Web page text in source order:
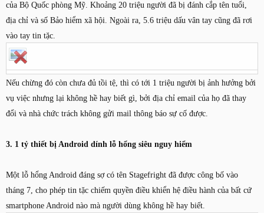
của Bộ Quốc phòng Mỹ. Khoảng 20 triệu người đã bị đánh cắp tên tuổi,
địa chỉ và số Bảo hiểm xã hội. Ngoài ra, 5.6 triệu dấu vân tay cũng đã rơi
vào tay tin tặc.
Nếu chừng đó còn chưa đủ tồi tệ, thì có tới 1 triệu người bị ảnh hưởng bởi
vụ việc nhưng lại không hề hay biết gì, bởi địa chỉ email của họ đã thay
đổi và nhà chức trách không gửi mail thông báo sự cố được.
3. 1 tỷ thiết bị Android dính lỗ hổng siêu nguy hiểm
Một lỗ hổng Android đáng sợ có tên Stagefright đã được công bố vào
tháng 7, cho phép tin tặc chiếm quyền điều khiển hệ điều hành của bất cứ
smartphone Android nào mà người dùng không hề hay biết.